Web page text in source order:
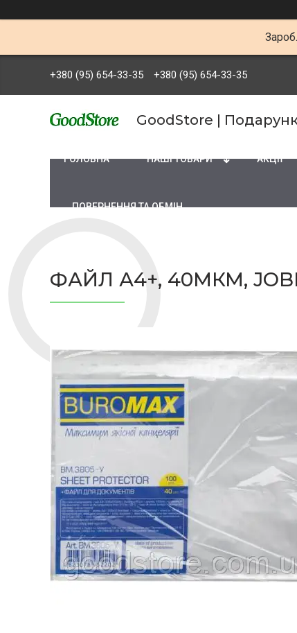
+380 (95) 654-33-35 +380 (95) 654-33-35
GoodStore |
ГОЛОВНА НАШІ ТОВАРИ АКЦІЇ
ПОВЕРНЕННЯ ТА ОБМІН
ФАЙЛ А4+, 40МКМ,